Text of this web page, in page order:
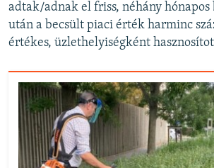
adtak/adnak el friss, néhány
után a becsült piaci érték harminc
értékes, üzlethelyiségként